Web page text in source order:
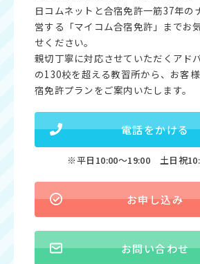
日コムネットと合宿免許一筋37年の
営する「マイコム合宿免許」までお
せください。
親切丁寧に対応させていただくアド
の130校を超える教習所から、お客
宿免許プランをご案内いたします。
電話をかける
※平日10:00〜19:00 土日祝
お申し込み
お問い合わせ